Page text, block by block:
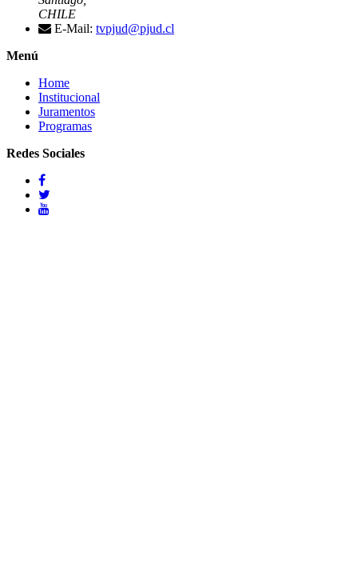
CHILE
E-Mail: tvpjud@pjud.cl
Menú
Home
Institucional
Juramentos
Programas
Redes Sociales